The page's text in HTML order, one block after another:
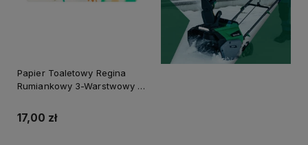
Papier Toaletowy Regina
Rumiankowy 3-Warstwowy 8
17,00 zł